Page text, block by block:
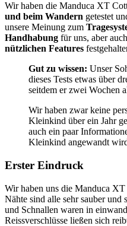
Wir haben die Manduca XT
und beim Wandern getestet
unsere Meinung zum
Handhabung für uns, aber
nützlichen Features
Gut zu wissen: Unser
dieses Tests etwas über
seitdem er zwei Wochen
Wir haben zwar keine
Kleinkind über ein Jahr
auch ein paar
Kleinkind angewandt
Erster Eindruck
Wir haben uns die Manduca
Nähte sind alle sehr sauber
und Schnallen waren in
Reissverschlüsse ließen sich